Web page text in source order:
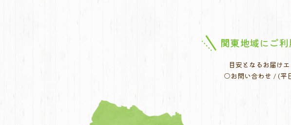
関東地域にご
目安となるお届けエ
○お問い合わせ / (